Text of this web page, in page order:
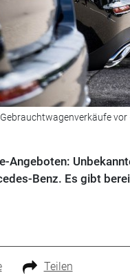
Angeboten:
Benz. Es gibt
Teilen